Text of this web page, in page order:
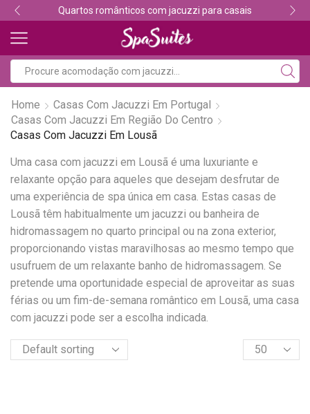
Quartos românticos com jacuzzi para casais
Home
Casas Com Jacuzzi Em Portugal
Casas Com Jacuzzi Em Região Do Centro
Casas Com Jacuzzi Em Lousã
Uma casa com jacuzzi em Lousã é uma luxuriante e
relaxante opção para aqueles que desejam desfrutar de
uma experiência de spa única em casa. Estas casas de
Lousã têm habitualmente um jacuzzi ou banheira de
hidromassagem no quarto principal ou na zona exterior,
proporcionando vistas maravilhosas ao mesmo tempo que
usufruem de um relaxante banho de hidromassagem. Se
pretende uma oportunidade especial de aproveitar as suas
férias ou um fim-de-semana romântico em Lousã, uma casa
com jacuzzi pode ser a escolha indicada.